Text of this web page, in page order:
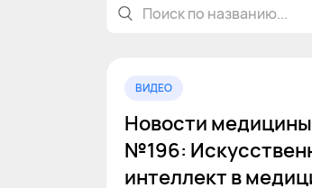
ВИДЕО
Новости
№196:
интеллект в